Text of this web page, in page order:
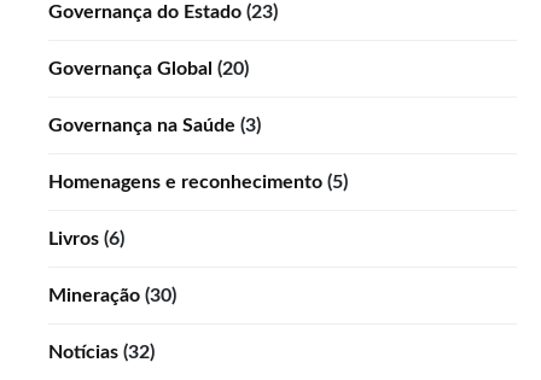
Governança do Estado (23)
Governança Global (20)
Governança na Saúde (3)
Homenagens e reconhecimento (5)
Livros (6)
Mineração (30)
Notícias (32)